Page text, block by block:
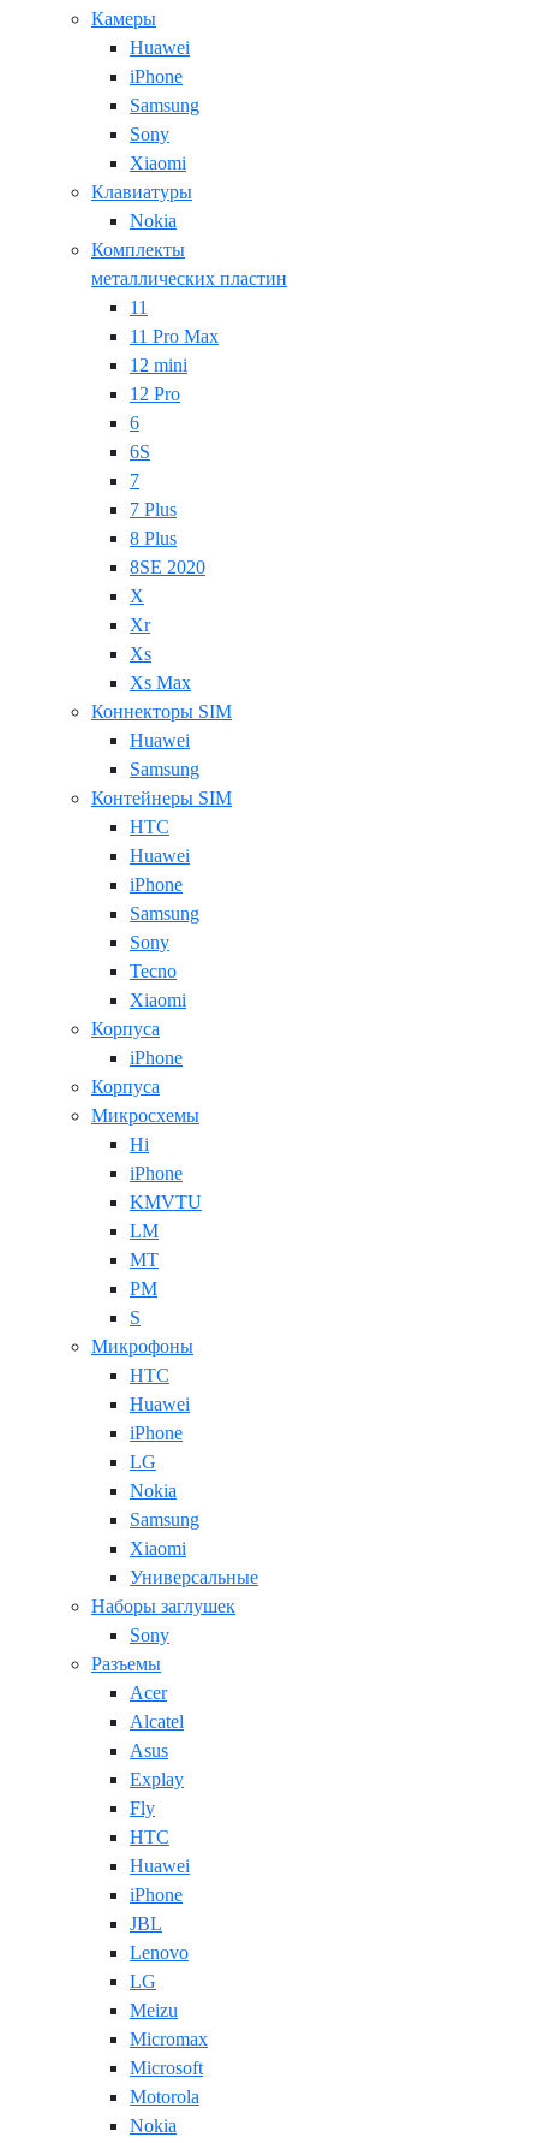
Камеры
Huawei
iPhone
Samsung
Sony
Xiaomi
Клавиатуры
Nokia
Комплекты
металлических пластин
11
11 Pro Max
12 mini
12 Pro
6
6S
7
7 Plus
8 Plus
8SE 2020
X
Xr
Xs
Xs Max
Коннекторы SIM
Huawei
Samsung
Контейнеры SIM
HTC
Huawei
iPhone
Samsung
Sony
Tecno
Xiaomi
Корпуса
iPhone
Корпуса
Микросхемы
Hi
iPhone
KMVTU
LM
MT
PM
S
Микрофоны
HTC
Huawei
iPhone
LG
Nokia
Samsung
Xiaomi
Универсальные
Наборы заглушек
Sony
Разъемы
Acer
Alcatel
Asus
Explay
Fly
HTC
Huawei
iPhone
JBL
Lenovo
LG
Meizu
Micromax
Microsoft
Motorola
Nokia